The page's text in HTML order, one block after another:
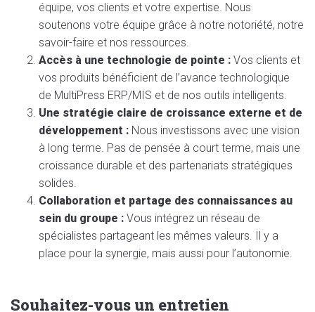
équipe, vos clients et votre expertise. Nous
soutenons votre équipe grâce à notre notoriété, notre
savoir-faire et nos ressources.
Accès à une technologie de pointe : Vos clients et
vos produits bénéficient de l’avance technologique
de MultiPress ERP/MIS et de nos outils intelligents.
Une stratégie claire de croissance externe et de
développement : Nous investissons avec une vision
à long terme. Pas de pensée à court terme, mais une
croissance durable et des partenariats stratégiques
solides.
Collaboration et partage des connaissances au
sein du groupe : Vous intégrez un réseau de
spécialistes partageant les mêmes valeurs. Il y a
place pour la synergie, mais aussi pour l’autonomie.
Souhaitez-vous un entretien